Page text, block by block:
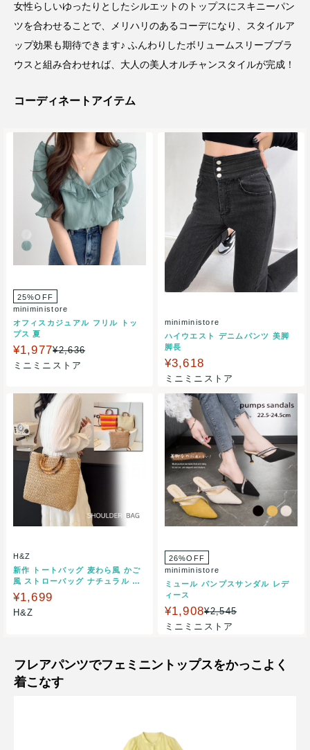
女性らしいゆったりとしたシルエットのトップスにスキニーパン
ツを合わせることで、メリハリのあるコーデになり、スタイルア
ップ効果も期待できます♪ ふんわりしたボリュームスリーブブラ
ウスと組み合わせれば、大人の美人オルチャンスタイルが完成！
コーディネートアイテム
25%OFF
miniministore
オフィスカジュアル フリル トッ
プス 夏
¥1,977¥2,636
ミニミニストア
miniministore
ハイウエスト デニムパンツ 美脚
脚長
¥3,618
ミニミニストア
H&Z
新作 トートバッグ 麦わら風 かご
風 ストローバッグ ナチュラル か
わいい 大容量 軽い 夏バッグ
¥1,699
H&Z
26%OFF
miniministore
ミュール パンプスサンダル レデ
ィース
¥1,908¥2,545
ミニミニストア
フレアパンツでフェミニントップスをかっこよく
着こなす